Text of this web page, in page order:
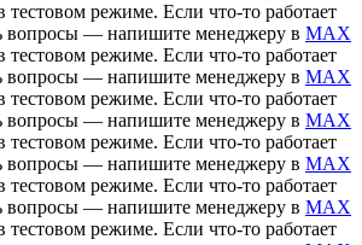
режиме. Если что-то работает
вопросы — напишите менеджеру в MAX
режиме. Если что-то работает
вопросы — напишите менеджеру в MAX
режиме. Если что-то работает
вопросы — напишите менеджеру в MAX
режиме. Если что-то работает
вопросы — напишите менеджеру в MAX
режиме. Если что-то работает
вопросы — напишите менеджеру в MAX
режиме. Если что-то работает